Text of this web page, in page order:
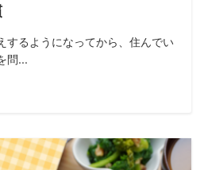
するようになってから、住んでい
問...